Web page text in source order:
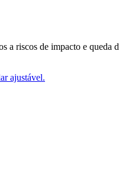
a riscos de impacto e